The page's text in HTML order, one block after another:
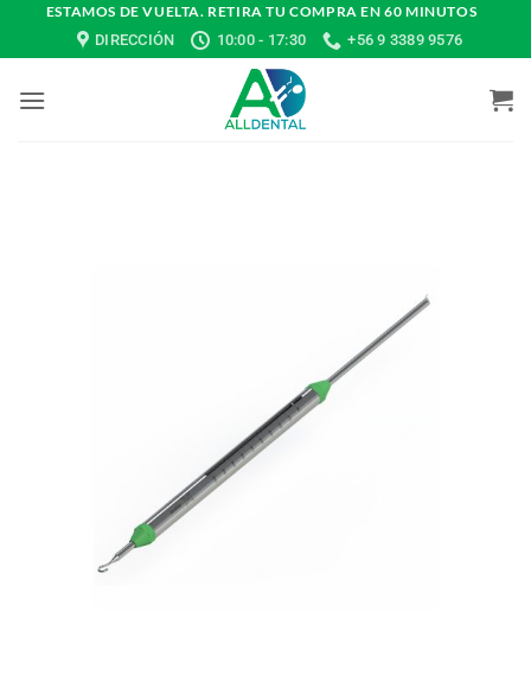
ESTAMOS DE VUELTA. RETIRA TU COMPRA EN 60 MINUTOS
DIRECCIÓN
10:00 - 17:30 +56 9 3389 9576